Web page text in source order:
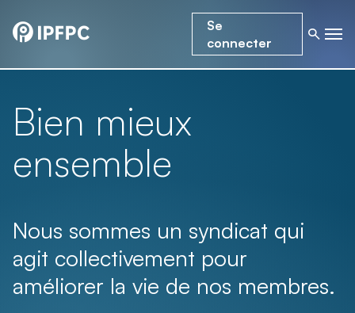
Se
connecter
Bien mieux
ensemble
Nous sommes un syndicat qui
agit collectivement pour
améliorer la vie de nos membres.